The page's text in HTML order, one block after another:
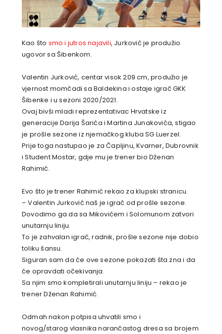
Kao što smo i jutros najavili, Jurković je produžio
ugovor sa Šibenkom.
Valentin Jurković, centar visok 209 cm, produžio je
vjernost momčadi sa Baldekina i ostaje igrač GKK
Šibenke i u sezoni 2020/2021.
Ovaj bivši mladi reprezentativac Hrvatske iz
generacije Darija Šarića i Martina Junakovića, stigao
je prošle sezone iz njemačkog kluba SG Luerzel.
Prije toga nastupao je za Čapljinu, Kvarner, Dubrovnik
i Student Mostar, gdje mu je trener bio Dženan
Rahimić.
Evo što je trener Rahimić rekao za klupski stranicu.
– Valentin Jurković naš je igrač od prošle sezone.
Dovodimo ga da sa Mikovićem i Solomunom zatvori
unutarnju liniju.
To je zahvalan igrač, radnik, prošle sezone nije dobio
toliku šansu.
Siguran sam da će ove sezone pokazati šta zna i da
će opravdati očekivanja.
Sa njim smo kompletirali unutarnju liniju – rekao je
trener Dženan Rahimić.
Odmah nakon potpisa uhvatili smo i
novog/starog vlasnika narančastog dresa sa brojem